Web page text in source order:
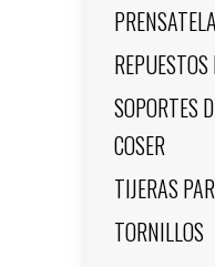
SOPORTES
COSER
TIJERAS
TORNILLOS